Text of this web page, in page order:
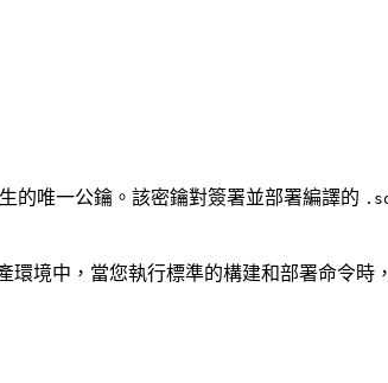
的唯一公鑰。該密鑰對簽署並部署編譯的
環境中，當您執行標準的構建和部署命令時